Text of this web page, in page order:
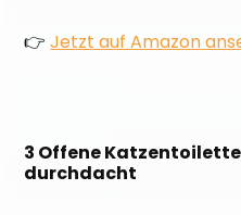
👉 Jetzt auf Amazon
3 Offene
durchdacht